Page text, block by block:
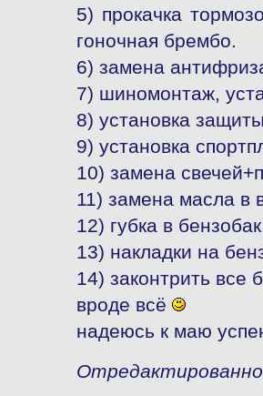
5) прокачка
гоночная брембо.
6) замена
7) шиномонтаж,
8) установка
9) установка
10) замена
11) замена масла в
12) губка в
13) накладки на
14) законтрить все
вроде всё
надеюсь к маю